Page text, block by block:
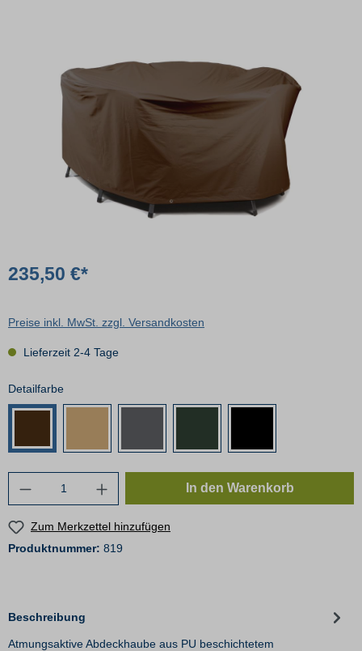
235,50 €*
Preise inkl. MwSt. zzgl. Versandkosten
Lieferzeit 2-4 Tage
Detailfarbe
In den Warenkorb
Zum Merkzettel hinzufügen
Produktnummer: 819
Beschreibung
Atmungsaktive Abdeckhaube aus PU beschichtetem